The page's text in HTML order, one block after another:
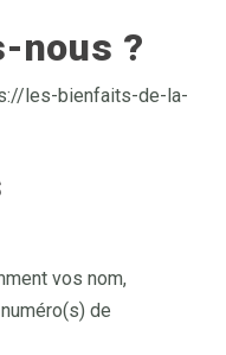
nous ?
les-bienfaits-de-la-
vos nom,
de